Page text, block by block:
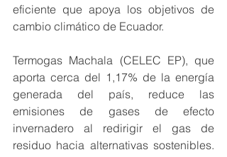
eficiente que apoya los objetivos de
cambio climático de Ecuador.
Termogas Machala (CELEC EP), que
aporta cerca del 1,17% de la energía
generada del país, reduce las
emisiones de gases de efecto
invernadero al redirigir el gas de
residuo hacia alternativas sostenibles.